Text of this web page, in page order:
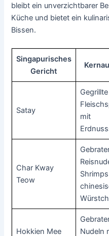
bleibt ein unverzichtbarer
Küche und bietet ein
Bissen.
Singapurisches
Gericht
Satay
Gegrillte
mit
Char Kway
Teow
Hokkien Mee
Nudeln